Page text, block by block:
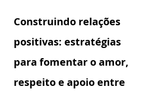
Construindo relações
positivas: estratégias
para fomentar o amor,
respeito e apoio entre